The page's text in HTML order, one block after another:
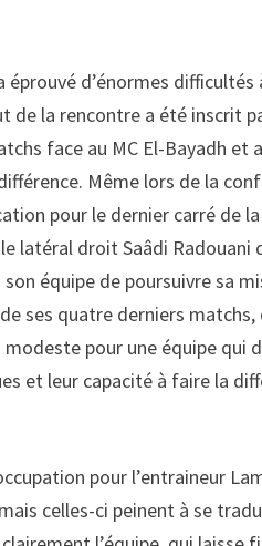
d’énormes difficultés
de la rencontre a été inscrit
face au MC El-Bayadh et
Même lors de la
pour le dernier carré de
latéral droit Saâdi Radouani
équipe de poursuivre sa
ses quatre derniers
pour une équipe qui
et leur capacité à faire la
pour l’entraineur
celles-ci peinent à se